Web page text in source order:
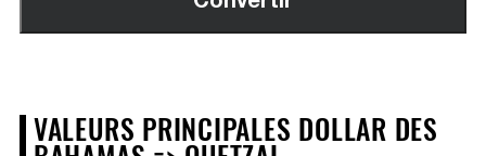
VALEURS PRINCIPALES DOLLAR DES